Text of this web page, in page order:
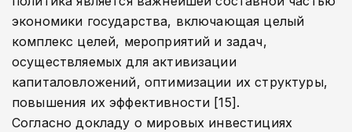
экономики государства, включающая целый
комплекс целей, мероприятий и задач,
осуществляемых для активизации
капиталовложений, оптимизации их структуры,
повышения их эффективности [15].
Согласно докладу о мировых инвестициях